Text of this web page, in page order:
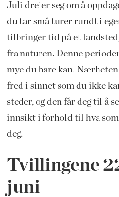
Juli dreier seg om å
du tar små turer rundt i
tilbringer tid på et
fra naturen. Denne
mye du bare kan.
fred i sinnet som du ikke
steder, og den får deg til å
innsikt i forhold til hva
deg.
Tvillingene
juni